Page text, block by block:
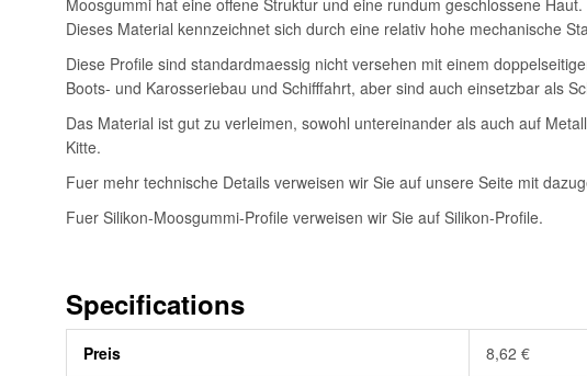
Moosgummi hat eine offene Struktur und eine rundum geschlossene
Dieses Material kennzeichnet sich durch eine relativ hohe mechanische
Diese Profile sind standardmaessig nicht versehen mit einem
Boots- und Karosseriebau und Schifffahrt, aber sind auch einsetzbar als
Das Material ist gut zu verleimen, sowohl untereinander als auch auf
Kitte.
Fuer mehr technische Details verweisen wir Sie auf unsere Seite mit
Fuer Silikon-Moosgummi-Profile verweisen wir Sie auf Silikon-Profile.
Specifications
Informationen
Preis 8,62 €